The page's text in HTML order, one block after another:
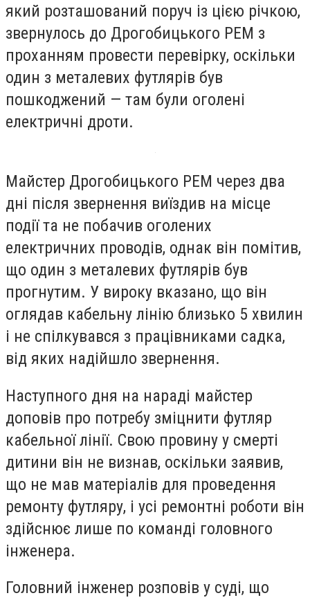
який розташований поруч із цією річкою,
звернулось до Дрогобицького РЕМ з
проханням провести перевірку, оскільки
один з металевих футлярів був
пошкоджений — там були оголені
електричні дроти.
Майстер Дрогобицького РЕМ через два
дні після звернення виїздив на місце
події та не побачив оголених
електричних проводів, однак він помітив,
що один з металевих футлярів був
прогнутим. У вироку вказано, що він
оглядав кабельну лінію близько 5 хвилин
і не спілкувався з працівниками садка,
від яких надійшло звернення.
Наступного дня на нараді майстер
доповів про потребу зміцнити футляр
кабельної лінії. Свою провину у смерті
дитини він не визнав, оскільки заявив,
що не мав матеріалів для проведення
ремонту футляру, і усі ремонтні роботи він
здійснює лише по команді головного
інженера.
Головний інженер розповів у суді, що